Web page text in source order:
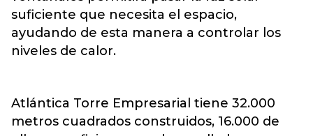
suficiente que necesita el espacio,
ayudando de esta manera a controlar los
niveles de calor.
Atlántica Torre Empresarial tiene 32.000
metros cuadrados construidos, 16.000 de